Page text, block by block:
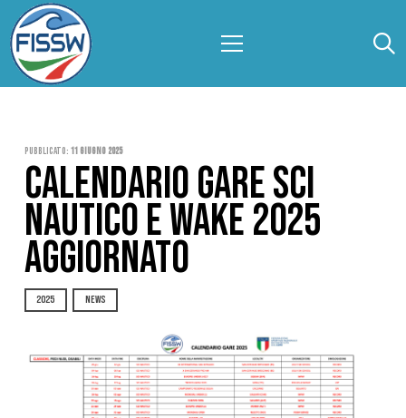
Pubblicato: 11 Giugno 2025
CALENDARIO GARE SCI
NAUTICO E WAKE 2025
AGGIORNATO
2025 NEWS